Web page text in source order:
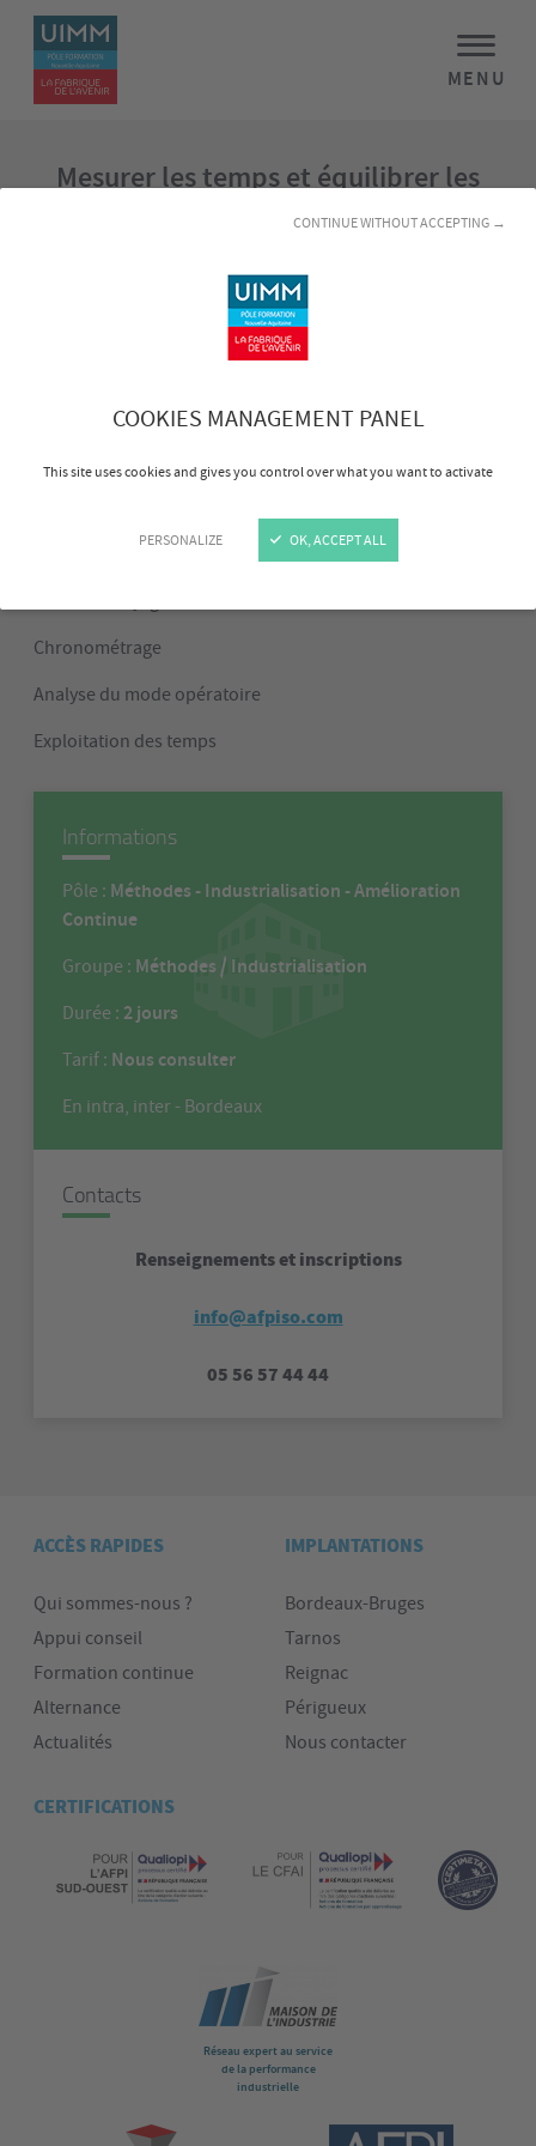
COOKIES MANAGEMENT PANEL
This site uses cookies and gives you control over what you want to activate
PERSONALIZE
CONTINUE WITHOUT ACCEPTING →
OK, ACCEPT ALL
MENU
Mesurer les temps et équilibrer les
postes
Estimer et mesurer des temps de production
Transcrire les résultats sous forme de
Analyser les temps en vue d’améliorer les résultats
travail
Chronométrage
Analyse du mode opératoire
Exploitation des temps
Informations
Pôle : Méthodes - Industrialisation - Amélioration
Continue
Groupe : Méthodes / Industrialisation
Durée : 2 jours
Tarif : Nous consulter
En intra, inter - Bordeaux
Contacts
Renseignements et inscriptions
info@afpiso.com
05 56 57 44 44
ACCÈS RAPIDES
Qui sommes-nous ?
Appui conseil
Formation continue
Alternance
Actualités
IMPLANTATIONS
Bordeaux-Bruges
Tarnos
Reignac
Périgueux
Nous contacter
CERTIFICATIONS
Réseau expert au service
de la performance
industrielle